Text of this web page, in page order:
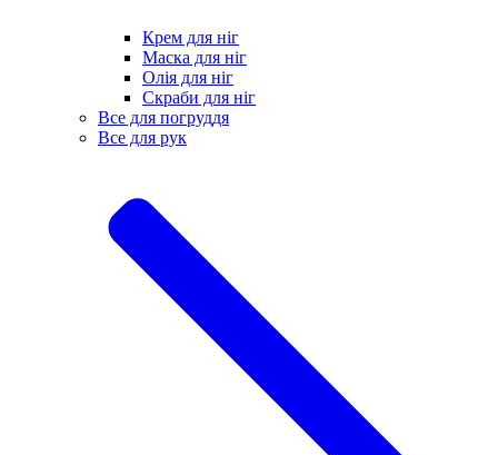
Крем для ніг
Маска для ніг
Олія для ніг
Скраби для ніг
Все для погруддя
Все для рук